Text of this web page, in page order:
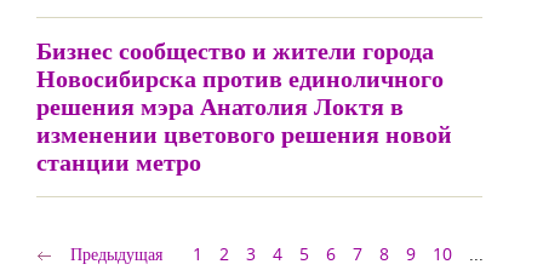
Бизнес сообщество и жители города
Новосибирска против единоличного
решения мэра Анатолия Локтя в
изменении цветового решения новой
станции метро
Предыдущая 1 2 3 4 5 6 7 8 9 10
...